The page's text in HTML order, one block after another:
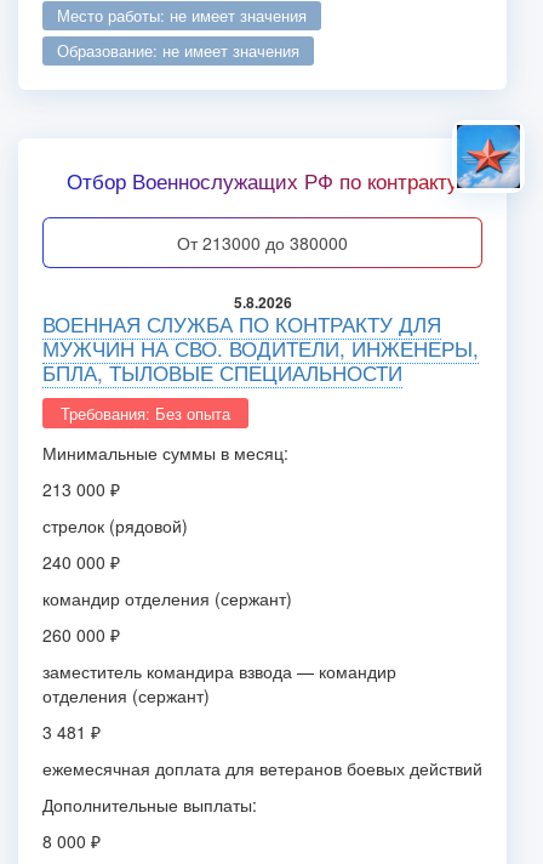
место работы: не имеет значения
образование: не имеет значения
Отбор Военнослужащих РФ по контракту
от 213000 до 380000
5.8.2026
ВОЕННАЯ СЛУЖБА ПО КОНТРАКТУ ДЛЯ
МУЖЧИН НА СВО. ВОДИТЕЛИ, ИНЖЕНЕРЫ,
БПЛА, ТЫЛОВЫЕ СПЕЦИАЛЬНОСТИ
Требования: Без опыта
Минимальные суммы в месяц:
213 000 ₽
стрелок (рядовой)
240 000 ₽
командир отделения (сержант)
260 000 ₽
заместитель командира взвода — командир
отделения (сержант)
3 481 ₽
ежемесячная доплата для ветеранов боевых действий
Дополнительные выплаты:
8 000 ₽